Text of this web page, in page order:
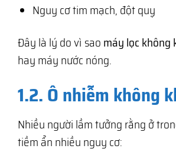
Nguy cơ tim mạch, đột quỵ
Đây là lý do vì sao máy lọc không
hay máy nước nóng.
1.2. Ô nhiễm không
Nhiều người lầm tưởng rằng ở
tiềm ẩn nhiều nguy cơ: